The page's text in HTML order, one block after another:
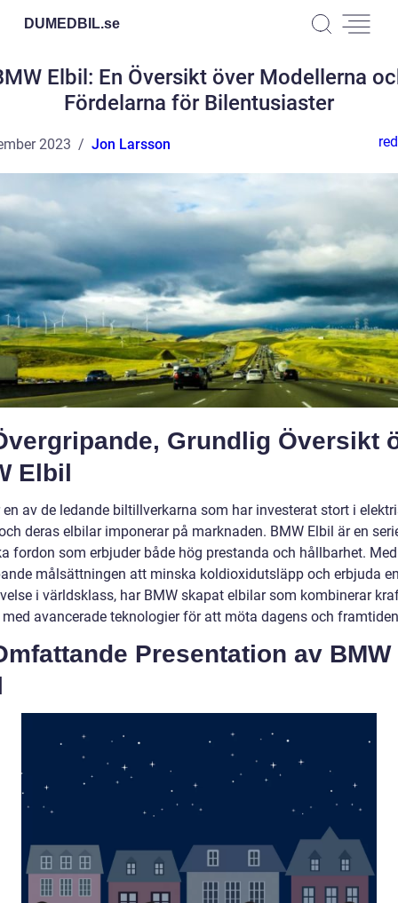
DUMEDBIL.se
Elbil: En Översikt över Modellerna
Fördelarna för Bilentusiaster
2023 Jon Larsson
Grundlig Översikt
Elbil
en av de ledande biltillverkarna som har investerat stort i
deras elbilar imponerar på marknaden. BMW Elbil är en
fordon som erbjuder både hög prestanda och hållbarhet.
målsättningen att minska koldioxidutsläpp och erbjuda
i världsklass, har BMW skapat elbilar som kombinerar
avancerade teknologier för att möta dagens och
Presentation av BMW